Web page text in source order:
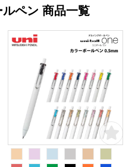
ペン 商品一覧